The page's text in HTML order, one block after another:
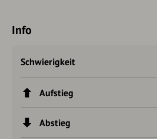
Info
Schwierigkeit
Aufstieg
Abstieg